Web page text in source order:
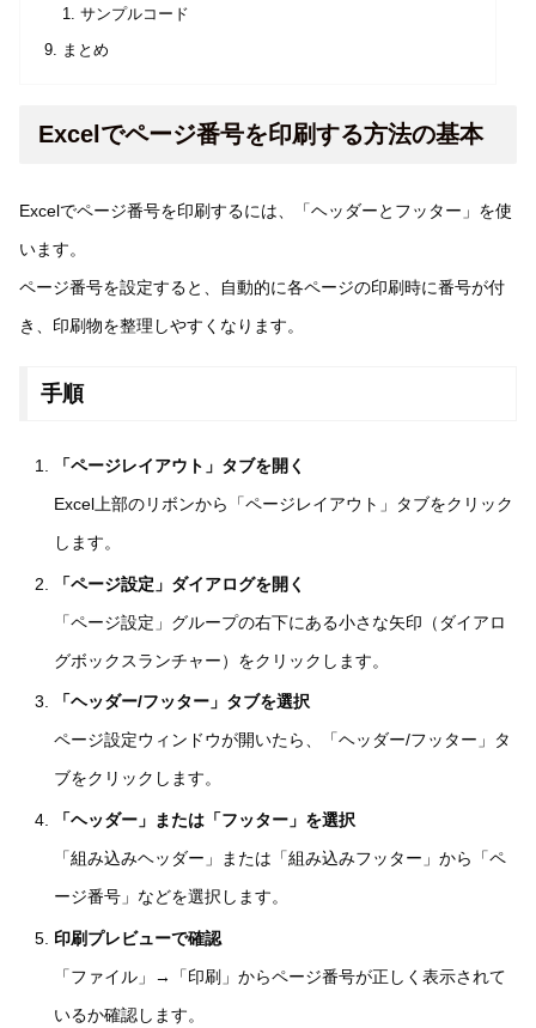
サンプルコード
まとめ
Excelでページ番号を印刷する方法の基本
Excelでページ番号を印刷するには、「ヘッダーとフッター」を使
います。
ページ番号を設定すると、自動的に各ページの印刷時に番号が付
き、印刷物を整理しやすくなります。
手順
「ページレイアウト」タブを開く
Excel上部のリボンから「ページレイアウト」タブをクリック
します。
「ページ設定」ダイアログを開く
「ページ設定」グループの右下にある小さな矢印（ダイアロ
グボックスランチャー）をクリックします。
「ヘッダー/フッター」タブを選択
ページ設定ウィンドウが開いたら、「ヘッダー/フッター」タ
ブをクリックします。
「ヘッダー」または「フッター」を選択
「組み込みヘッダー」または「組み込みフッター」から「ペ
ージ番号」などを選択します。
印刷プレビューで確認
「ファイル」→「印刷」からページ番号が正しく表示されて
いるか確認します。